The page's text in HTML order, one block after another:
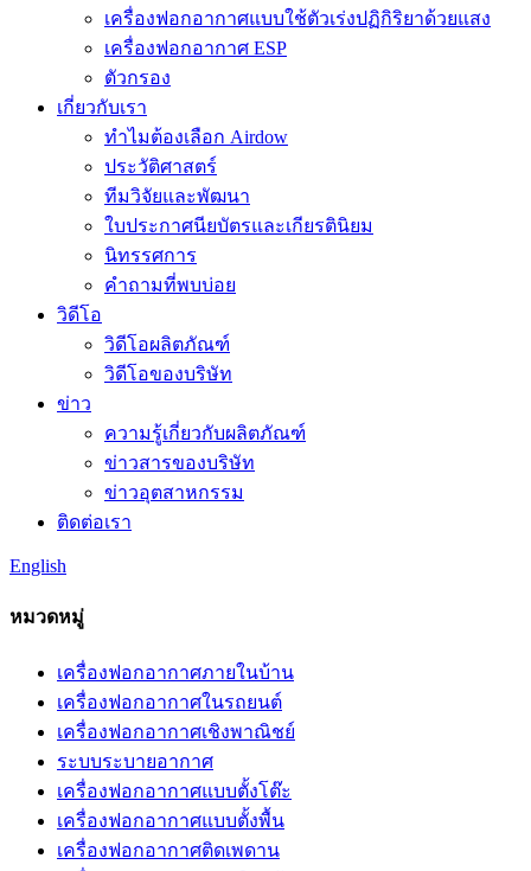
เครื่องฟอกอากาศแบบใช้ตัวเร่งปฏิกิริยาด้วยแสง
เครื่องฟอกอากาศ ESP
ตัวกรอง
เกี่ยวกับเรา
ทำไมต้องเลือก Airdow
ประวัติศาสตร์
ทีมวิจัยและพัฒนา
ใบประกาศนียบัตรและเกียรตินิยม
นิทรรศการ
คำถามที่พบบ่อย
วิดีโอ
วิดีโอผลิตภัณฑ์
วิดีโอของบริษัท
ข่าว
ความรู้เกี่ยวกับผลิตภัณฑ์
ข่าวสารของบริษัท
ข่าวอุตสาหกรรม
ติดต่อเรา
English
หมวดหมู่
เครื่องฟอกอากาศภายในบ้าน
เครื่องฟอกอากาศในรถยนต์
เครื่องฟอกอากาศเชิงพาณิชย์
ระบบระบายอากาศ
เครื่องฟอกอากาศแบบตั้งโต๊ะ
เครื่องฟอกอากาศแบบตั้งพื้น
เครื่องฟอกอากาศติดเพดาน